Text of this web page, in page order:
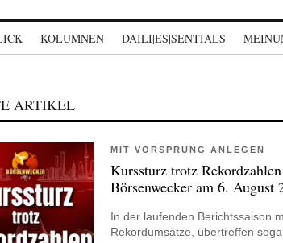
KOLUMNEN DAILI|ES|SENTIALS
ARTIKEL
MIT VORSPRUNG ANLEGEN
Kurssturz trotz
Börsenwecker am 6. August
In der laufenden Berichtssaison
Rekordumsätze, übertreffen